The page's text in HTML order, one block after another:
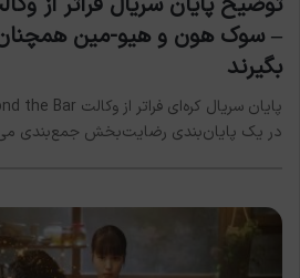
– سوک هون و هیو-مین همچنان
بگیرند
در یک پایان‌بندی رضایت‌بخش جمع‌بندی